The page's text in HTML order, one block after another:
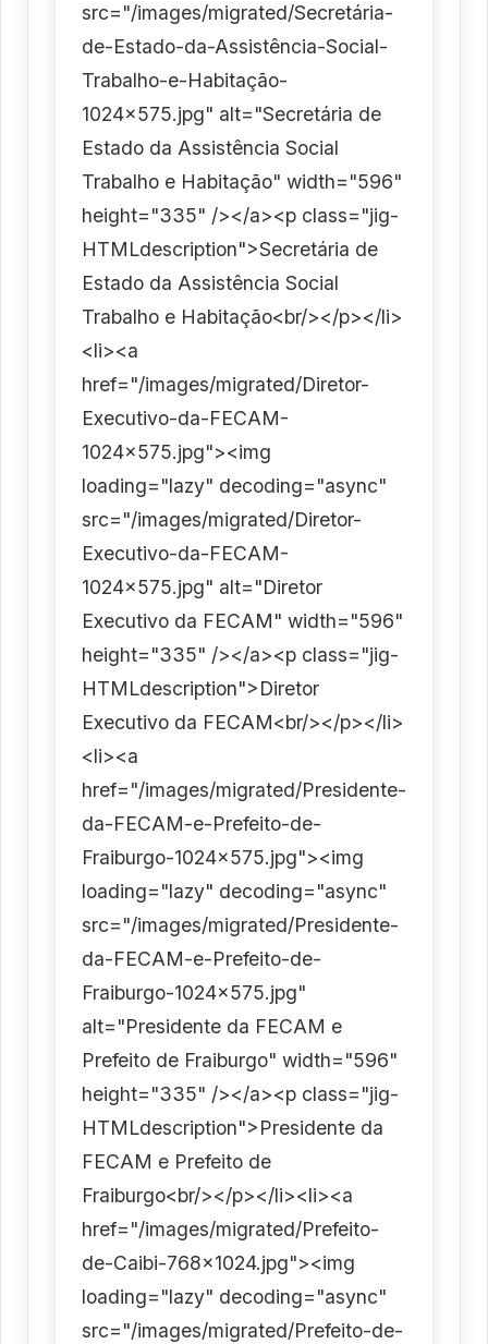
src="/images/migrated/Secretária-
de-Estado-da-Assistência-Social-
Trabalho-e-Habitação-
1024x575.jpg" alt="Secretária de
Estado da Assistência Social
Trabalho e Habitação" width="596"
height="335" /></a><p class="jig-
HTMLdescription">Secretária de
Estado da Assistência Social
Trabalho e Habitação<br/></p></li>
<li><a
href="/images/migrated/Diretor-
Executivo-da-FECAM-
1024x575.jpg"><img
loading="lazy" decoding="async"
src="/images/migrated/Diretor-
Executivo-da-FECAM-
1024x575.jpg" alt="Diretor
Executivo da FECAM" width="596"
height="335" /></a><p class="jig-
HTMLdescription">Diretor
Executivo da FECAM<br/></p></li>
<li><a
href="/images/migrated/Presidente-
da-FECAM-e-Prefeito-de-
Fraiburgo-1024x575.jpg"><img
loading="lazy" decoding="async"
src="/images/migrated/Presidente-
da-FECAM-e-Prefeito-de-
Fraiburgo-1024x575.jpg"
alt="Presidente da FECAM e
Prefeito de Fraiburgo" width="596"
height="335" /></a><p class="jig-
HTMLdescription">Presidente da
FECAM e Prefeito de
Fraiburgo<br/></p></li><li><a
href="/images/migrated/Prefeito-
de-Caibi-768x1024.jpg"><img
loading="lazy" decoding="async"
src="/images/migrated/Prefeito-de-